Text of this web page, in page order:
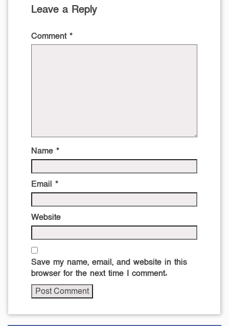
Leave a Reply
Comment *
Name *
Email *
Website
Save my name, email, and website in this
browser for the next time I comment.